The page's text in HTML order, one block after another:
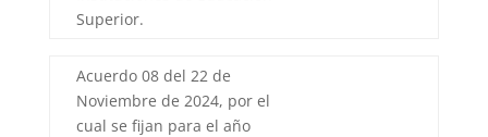
Superior.
Acuerdo 08 del 22 de
Noviembre de 2024, por el
cual se fijan para el año